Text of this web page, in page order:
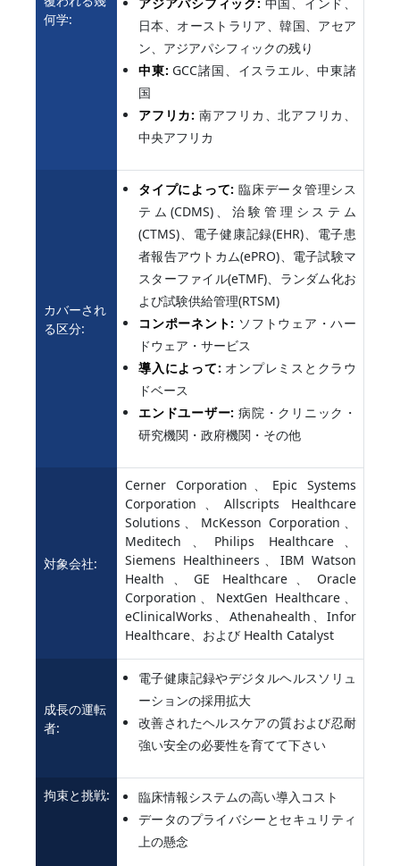
何学:
日本、オーストラリア、韓国、アセア
ン、アジアパシフィックの残り
中東: GCC諸国、イスラエル、中東諸
国
アフリカ: 南アフリカ、北アフリカ、
中央アフリカ
カバーされ
る区分:
タイプによって: 臨床データ管理シス
テム(CDMS)、治験管理システム
(CTMS)、電子健康記録(EHR)、電子患
者報告アウトカム(ePRO)、電子試験マ
スターファイル(eTMF)、ランダム化お
よび試験供給管理(RTSM)
コンポーネント: ソフトウェア・ハー
ドウェア・サービス
導入によって: オンプレミスとクラウ
ドベース
エンドユーザー: 病院・クリニック・
研究機関・政府機関・その他
対象会社:
Cerner Corporation、Epic Systems
Corporation、Allscripts Healthcare
Solutions、McKesson Corporation、
Meditech、Philips Healthcare、
Siemens Healthineers、IBM Watson
Health、GE Healthcare、Oracle
Corporation、NextGen Healthcare、
eClinicalWorks、Athenahealth、Infor
Healthcare、および Health Catalyst
成長の運転
者:
電子健康記録やデジタルヘルスソリュ
ーションの採用拡大
改善されたヘルスケアの質および忍耐
強い安全の必要性を育てて下さい
拘束と挑戦:
臨床情報システムの高い導入コスト
データのプライバシーとセキュリティ
上の懸念